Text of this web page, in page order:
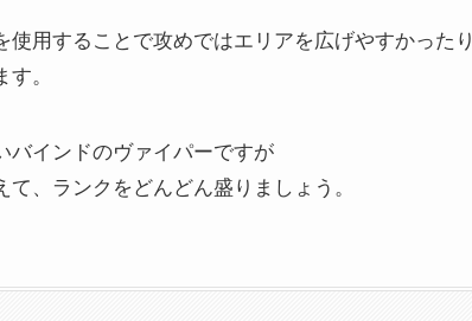
使用することで攻めではエリアを広げやすかったり
。
バインドのヴァイパーですが
、ランクをどんどん盛りましょう。